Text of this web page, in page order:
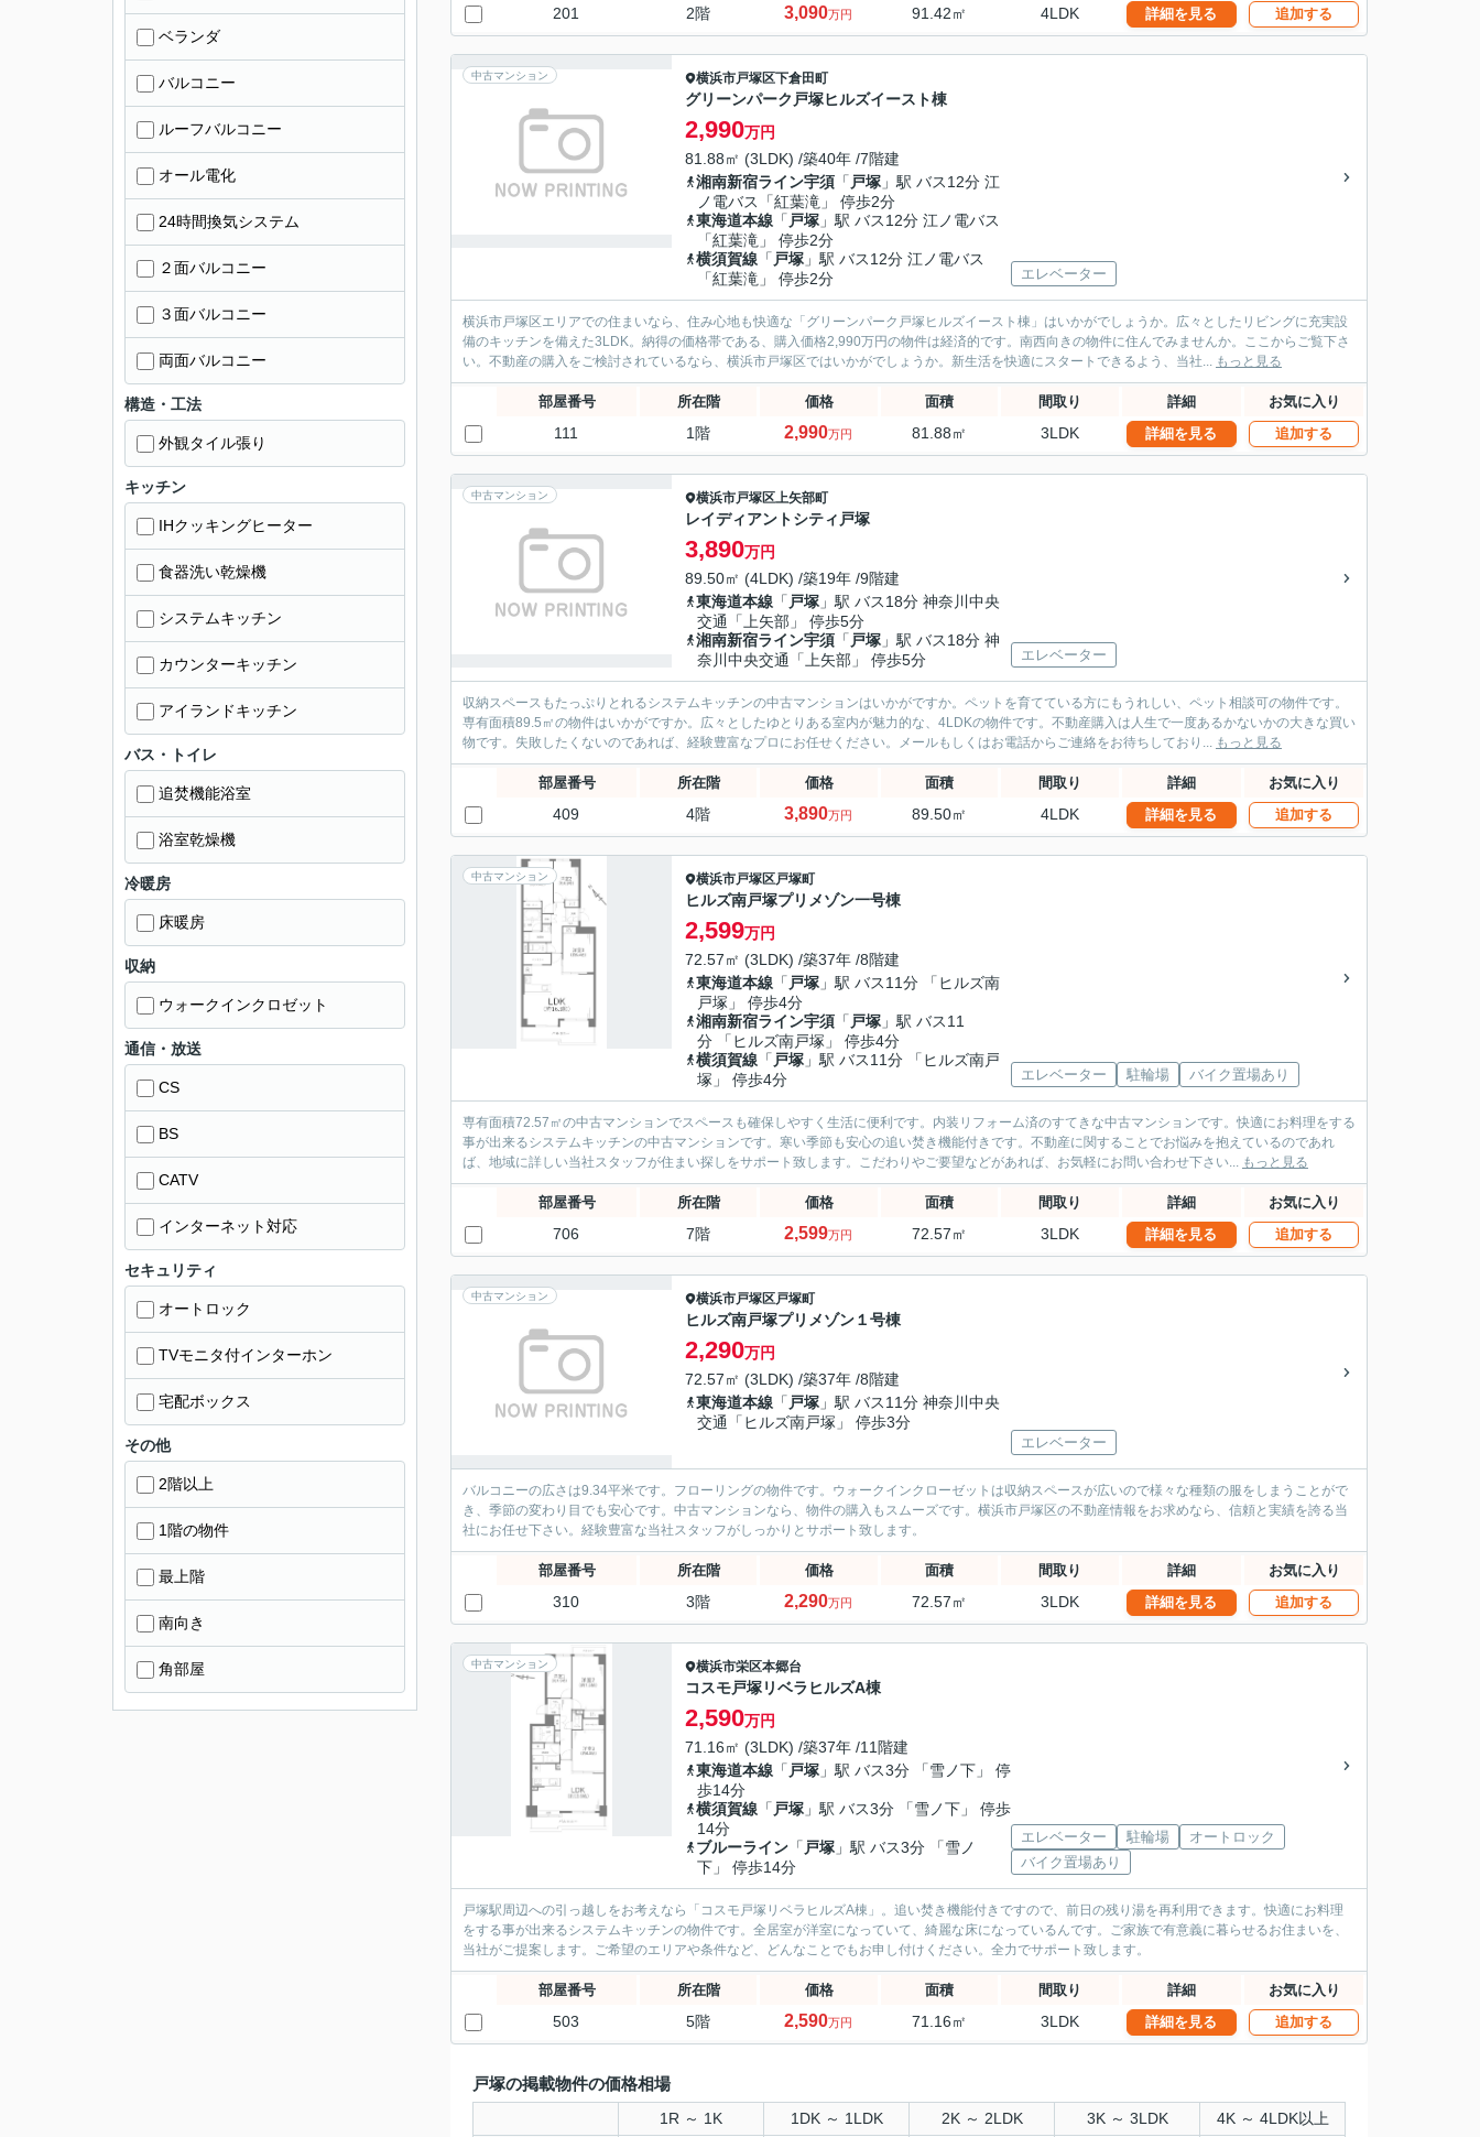
201 2階 3,090万円 91.42㎡ 4LDK 詳細を見る 追加する
中古マンション 横浜市戸塚区下倉田町
グリーンパーク戸塚ヒルズイースト棟
2,990万円
81.88㎡ (3LDK) /築40年 /7階建
湘南新宿ライン宇須 「 戸塚 」駅 バス12分 江
ノ電バス「紅葉滝」 停歩2分
東海道本線 「 戸塚 」駅 バス12分 江ノ電バス
「紅葉滝」 停歩2分
横須賀線 「 戸塚 」駅 バス12分 江ノ電バス
「紅葉滝」 停歩2分
エレベーター
横浜市戸塚区エリアでの住まいなら、住み心地も快適な「グリーンパーク戸塚ヒルズイースト棟」はいかがでしょうか。広々としたリビングに充実設
備のキッチンを備えた3LDK。納得の価格帯である、購入価格2,990万円の物件は経済的です。南西向きの物件に住んでみませんか。ここからご覧下さ
い。不動産の購入をご検討されているなら、横浜市戸塚区ではいかがでしょうか。新生活を快適にスタートできるよう、当社... もっと見る
部屋番号 所在階 価格 面積 間取り 詳細 お気に入り
111 1階 2,990万円 81.88㎡ 3LDK 詳細を見る 追加する
中古マンション 横浜市戸塚区上矢部町
レイディアントシティ戸塚
3,890万円
89.50㎡ (4LDK) /築19年 /9階建
東海道本線 「 戸塚 」駅 バス18分 神奈川中央
交通「上矢部」 停歩5分
湘南新宿ライン宇須 「 戸塚 」駅 バス18分 神
奈川中央交通「上矢部」 停歩5分
エレベーター
収納スペースもたっぷりとれるシステムキッチンの中古マンションはいかがですか。ペットを育てている方にもうれしい、ペット相談可の物件です。
専有面積89.5㎡の物件はいかがですか。広々としたゆとりある室内が魅力的な、4LDKの物件です。不動産購入は人生で一度あるかないかの大きな買い
物です。失敗したくないのであれば、経験豊富なプロにお任せください。メールもしくはお電話からご連絡をお待ちしており... もっと見る
部屋番号 所在階 価格 面積 間取り 詳細 お気に入り
409 4階 3,890万円 89.50㎡ 4LDK 詳細を見る 追加する
中古マンション 横浜市戸塚区戸塚町
ヒルズ南戸塚プリメゾン一号棟
2,599万円
72.57㎡ (3LDK) /築37年 /8階建
東海道本線 「 戸塚 」駅 バス11分 「ヒルズ南
戸塚」 停歩4分
湘南新宿ライン宇須 「 戸塚 」駅 バス11
分 「ヒルズ南戸塚」 停歩4分
横須賀線 「 戸塚 」駅 バス11分 「ヒルズ南戸
塚」 停歩4分
エレベーター 駐輪場 バイク置場あり
専有面積72.57㎡の中古マンションでスペースも確保しやすく生活に便利です。内装リフォーム済のすてきな中古マンションです。快適にお料理をする
事が出来るシステムキッチンの中古マンションです。寒い季節も安心の追い焚き機能付きです。不動産に関することでお悩みを抱えているのであれ
ば、地域に詳しい当社スタッフが住まい探しをサポート致します。こだわりやご要望などがあれば、お気軽にお問い合わせ下さい... もっと見る
部屋番号 所在階 価格 面積 間取り 詳細 お気に入り
706 7階 2,599万円 72.57㎡ 3LDK 詳細を見る 追加する
中古マンション 横浜市戸塚区戸塚町
ヒルズ南戸塚プリメゾン１号棟
2,290万円
72.57㎡ (3LDK) /築37年 /8階建
東海道本線 「 戸塚 」駅 バス11分 神奈川中央
交通「ヒルズ南戸塚」 停歩3分
エレベーター
バルコニーの広さは9.34平米です。フローリングの物件です。ウォークインクローゼットは収納スペースが広いので様々な種類の服をしまうことがで
き、季節の変わり目でも安心です。中古マンションなら、物件の購入もスムーズです。横浜市戸塚区の不動産情報をお求めなら、信頼と実績を誇る当
社にお任せ下さい。経験豊富な当社スタッフがしっかりとサポート致します。
部屋番号 所在階 価格 面積 間取り 詳細 お気に入り
310 3階 2,290万円 72.57㎡ 3LDK 詳細を見る 追加する
中古マンション 横浜市栄区本郷台
コスモ戸塚リベラヒルズA棟
2,590万円
71.16㎡ (3LDK) /築37年 /11階建
東海道本線 「 戸塚 」駅 バス3分 「雪ノ下」 停
歩14分
横須賀線 「 戸塚 」駅 バス3分 「雪ノ下」 停歩
14分
ブルーライン 「 戸塚 」駅 バス3分 「雪ノ
下」 停歩14分
エレベーター 駐輪場
オートロック
バイク置場あり
戸塚駅周辺への引っ越しをお考えなら「コスモ戸塚リベラヒルズA棟」。追い焚き機能付きですので、前日の残り湯を再利用できます。快適にお料理
をする事が出来るシステムキッチンの物件です。全居室が洋室になっていて、綺麗な床になっているんです。ご家族で有意義に暮らせるお住まいを、
当社がご提案します。ご希望のエリアや条件など、どんなことでもお申し付けください。全力でサポート致します。
部屋番号 所在階 価格 面積 間取り 詳細 お気に入り
503 5階 2,590万円 71.16㎡ 3LDK 詳細を見る 追加する
戸塚の掲載物件の価格相場
1R ～ 1K 1DK ～ 1LDK 2K ～ 2LDK 3K ～ 3LDK 4K ～ 4LDK以上
ベランダ
バルコニー
ルーフバルコニー
オール電化
24時間換気システム
２面バルコニー
３面バルコニー
両面バルコニー
構造・工法
外観タイル張り
キッチン
IHクッキングヒーター
食器洗い乾燥機
システムキッチン
カウンターキッチン
アイランドキッチン
バス・トイレ
追焚機能浴室
浴室乾燥機
冷暖房
床暖房
収納
ウォークインクロゼット
通信・放送
CS
BS
CATV
インターネット対応
セキュリティ
オートロック
TVモニタ付インターホン
宅配ボックス
その他
2階以上
1階の物件
最上階
南向き
角部屋